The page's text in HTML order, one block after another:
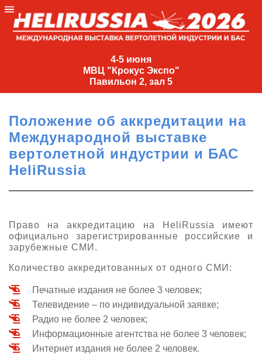
4-5 июня
МВЦ "Крокус Экспо"
Павильон 2, зал 5
4-
МВЦ
Экспо"
Павильон
2,
зал
5
477-
33-81
Партнеры выставки
Крокус Экспо
Даты будущих выставок
Для участников
Заявка на участие
Для посетителей
Положение об аккредитации на
Международной выставке
вертолетной индустрии и БАС
HeliRussia
Право на аккредитацию на HeliRussia имеют
официально зарегистрированные российские и
зарубежные СМИ.
Количество аккредитованных от одного СМИ:
Печатные издания не более 3 человек;
Телевидение – по индивидуальной заявке;
Радио не более 2 человек;
Информационные агентства не более 3 человек;
Интернет издания не более 2 человек.